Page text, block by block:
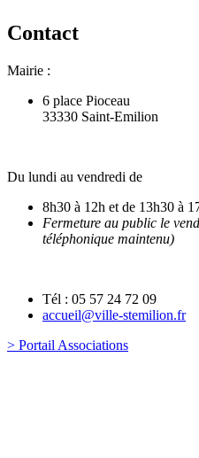
Contact
Mairie :
6 place Pioceau
33330 Saint-Emilion
Du lundi au vendredi de
8h30 à 12h et de 13h30 à
Fermeture au public le
téléphonique maintenu)
Tél : 05 57 24 72 09
accueil@ville-stemilion.fr
> Portail Associations